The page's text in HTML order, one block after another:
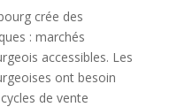
crée des
: marchés
accessibles. Les
ont besoin
de vente